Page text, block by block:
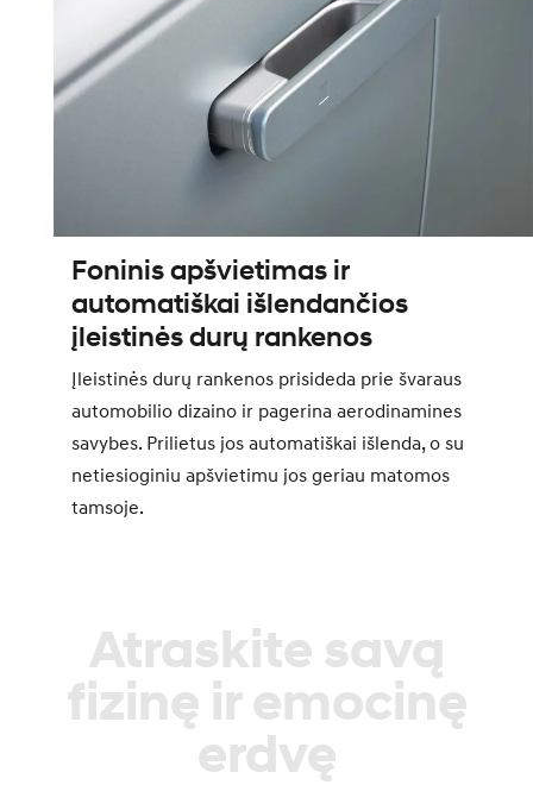
Foninis apšvietimas ir
automatiškai išlendančios
įleistinės durų rankenos
Įleistinės durų rankenos prisideda prie švaraus
automobilio dizaino ir pagerina aerodinamines
savybes. Prilietus jos automatiškai išlenda, o su
netiesioginiu apšvietimu jos geriau matomos
tamsoje.
Atraskite savą
fizinę ir emocinę
erdvę